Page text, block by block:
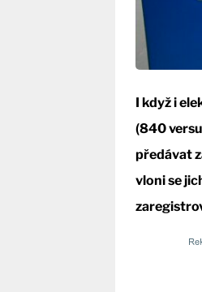
I když i
(840
předávat
vloni se